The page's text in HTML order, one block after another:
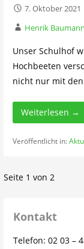
7. Oktober 2021
Henrik Baumann
Unser Schulhof
Hochbeeten
nicht nur mit
Weiterlesen →
Veröffentlicht in:
Beitrag
Seite 1 von 2
Kontakt
Telefon: 02 03 –